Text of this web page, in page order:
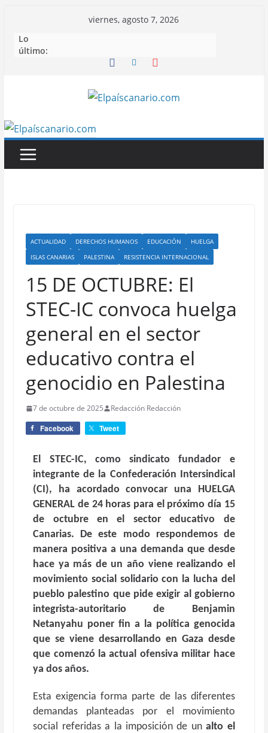
contenido
viernes, agosto 7, 2026
Lo
último:
ACTUALIDAD DERECHOS HUMANOS EDUCACIÓN
HUELGA
ISLAS CANARIAS
PALESTINA RESISTENCIA INTERNACIONAL
15 DE OCTUBRE: El
STEC-IC convoca huelga
general en el sector
educativo contra el
genocidio en Palestina
7 de octubre de 2025 Redacción Redacción
Facebook Tweet
El STEC-IC, como sindicato fundador e
integrante de la Confederación Intersindical
(CI), ha acordado convocar una HUELGA
GENERAL de 24 horas para el próximo día 15
de octubre en el sector educativo de
Canarias. De este modo respondemos de
manera positiva a una demanda que desde
hace ya más de un año viene realizando el
movimiento social solidario con la lucha del
pueblo palestino que pide exigir al gobierno
integrista-autoritario de Benjamin
Netanyahu poner fin a la política genocida
que se viene desarrollando en Gaza desde
que comenzó la actual ofensiva militar hace
ya dos años.
Esta exigencia forma parte de las diferentes
demandas planteadas por el movimiento
social referidas a la imposición de unalto el